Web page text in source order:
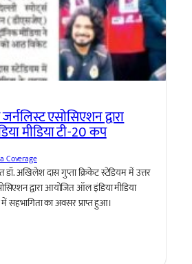
जर्नलिस्ट एसोसिएशन द्वारा
मीडिया टी-20 कप
Coverage
अखिलेश दास गुप्ता क्रिकेट स्टेडियम में उत्तर
द्वारा आयोजित ऑल इंडिया मीडिया
सहभागिता का अवसर प्राप्त हुआ।